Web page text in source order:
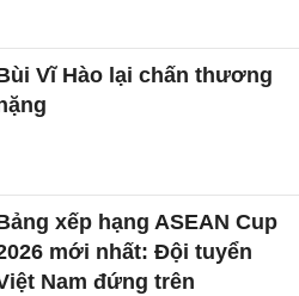
Vĩ Hào lại chấn thương
xếp hạng ASEAN Cup
mới nhất: Đội tuyển
Nam đứng trên